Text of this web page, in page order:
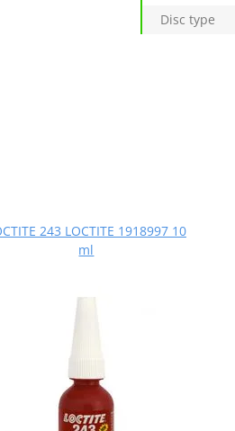
Disc type
243 LOCTITE 1918997 10
ml